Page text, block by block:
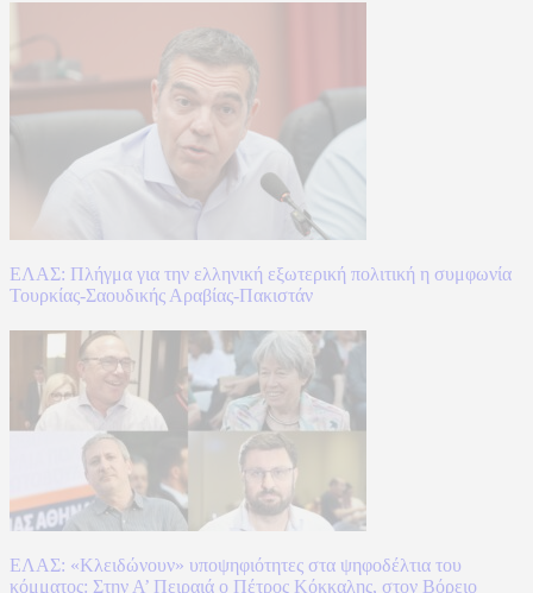
ΕΛΑΣ: Πλήγμα για την ελληνική εξωτερική πολιτική η συμφωνία
Τουρκίας-Σαουδικής Αραβίας-Πακιστάν
ΕΛΑΣ: «Κλειδώνουν» υποψηφιότητες στα ψηφοδέλτια του
κόμματος: Στην Α’ Πειραιά ο Πέτρος Κόκκαλης, στον Βόρειο